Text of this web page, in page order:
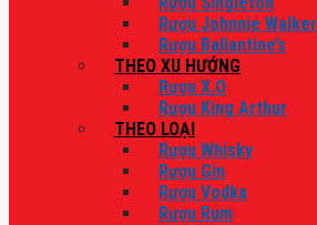
Rượu Johnnie Walker
Rượu Ballantine’s
THEO XU HƯỚNG
Rượu X.O
Rượu King Arthur
THEO LOẠI
Rượu Whisky
Rượu Gin
Rượu Vodka
Rượu Rum